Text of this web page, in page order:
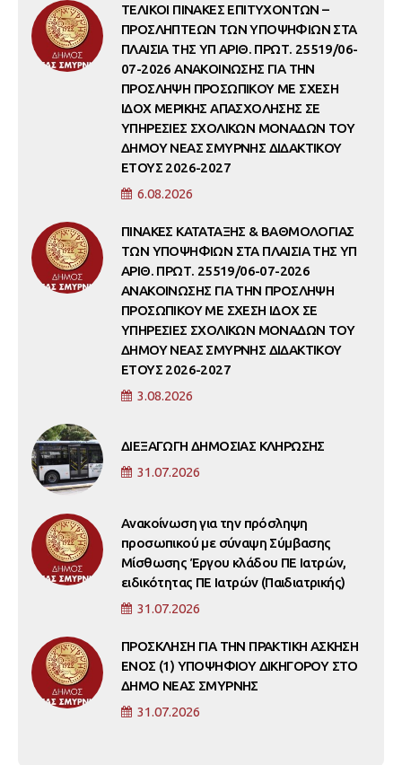
ΤΕΛΙΚΟΙ ΠΙΝΑΚΕΣ ΕΠΙΤΥΧΟΝΤΩΝ –
ΠΡΟΣΛΗΠΤΕΩΝ ΤΩΝ ΥΠΟΨΗΦΙΩΝ ΣΤΑ
ΠΛΑΙΣΙΑ ΤΗΣ ΥΠ ΑΡΙΘ. ΠΡΩΤ. 25519/06-
07-2026 ΑΝΑΚΟΙΝΩΣΗΣ ΓΙΑ ΤΗΝ
ΠΡΟΣΛΗΨΗ ΠΡΟΣΩΠΙΚΟΥ ΜΕ ΣΧΕΣΗ
ΙΔΟΧ ΜΕΡΙΚΗΣ ΑΠΑΣΧΟΛΗΣΗΣ ΣΕ
ΥΠΗΡΕΣΙΕΣ ΣΧΟΛΙΚΩΝ ΜΟΝΑΔΩΝ ΤΟΥ
ΔΗΜΟΥ ΝΕΑΣ ΣΜΥΡΝΗΣ ΔΙΔΑΚΤΙΚΟΥ
ΕΤΟΥΣ 2026-2027
6.08.2026
ΠΙΝΑΚΕΣ ΚΑΤΑΤΑΞΗΣ & ΒΑΘΜΟΛΟΓΙΑΣ
ΤΩΝ ΥΠΟΨΗΦΙΩΝ ΣΤΑ ΠΛΑΙΣΙΑ ΤΗΣ ΥΠ
ΑΡΙΘ. ΠΡΩΤ. 25519/06-07-2026
ΑΝΑΚΟΙΝΩΣΗΣ ΓΙΑ ΤΗΝ ΠΡΟΣΛΗΨΗ
ΠΡΟΣΩΠΙΚΟΥ ΜΕ ΣΧΕΣΗ ΙΔΟΧ ΣΕ
ΥΠΗΡΕΣΙΕΣ ΣΧΟΛΙΚΩΝ ΜΟΝΑΔΩΝ ΤΟΥ
ΔΗΜΟΥ ΝΕΑΣ ΣΜΥΡΝΗΣ ΔΙΔΑΚΤΙΚΟΥ
ΕΤΟΥΣ 2026-2027
3.08.2026
ΔΙΕΞΑΓΩΓΗ ΔΗΜΟΣΙΑΣ ΚΛΗΡΩΣΗΣ
31.07.2026
Ανακοίνωση για την πρόσληψη
προσωπικού με σύναψη Σύμβασης
Μίσθωσης Έργου κλάδου ΠΕ Ιατρών,
ειδικότητας ΠΕ Ιατρών (Παιδιατρικής)
31.07.2026
ΠΡΟΣΚΛΗΣΗ ΓΙΑ ΤΗΝ ΠΡΑΚΤΙΚΗ ΑΣΚΗΣΗ
ΕΝΟΣ (1) ΥΠΟΨΗΦΙΟΥ ΔΙΚΗΓΟΡΟΥ ΣΤΟ
ΔΗΜΟ ΝΕΑΣ ΣΜΥΡΝΗΣ
31.07.2026